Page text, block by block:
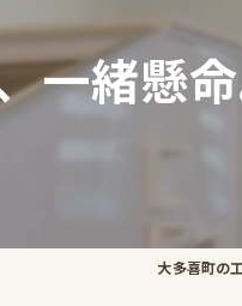
一緒懸命
大多喜町の